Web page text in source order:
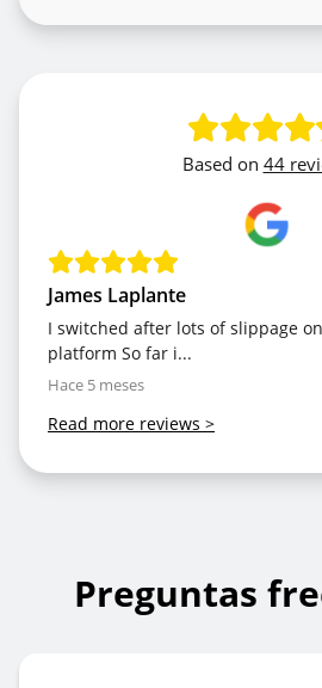
Based on 44
James Laplante
I switched after lots of slippage
platform So far i...
Hace 5 meses
Read more reviews >
Preguntas